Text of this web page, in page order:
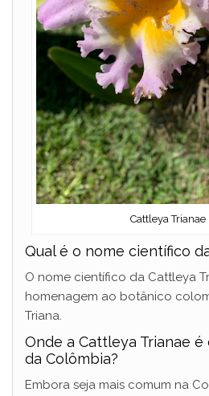
Cattleya Trianae
Qual é o nome científico
O nome científico da Cattleya
homenagem ao botânico
Triana.
Onde a Cattleya Trianae
da Colômbia?
Embora seja mais comum na